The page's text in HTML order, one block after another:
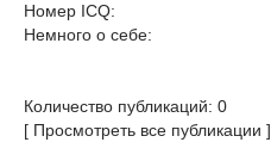
Номер ICQ:
Немного о себе:
Количество публикаций: 0
[ Просмотреть все публикации ]